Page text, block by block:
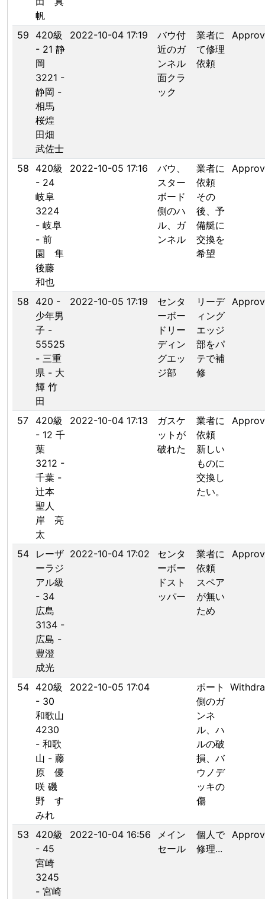
帆
59
420級
- 21 静
岡
3221 -
静岡 -
相馬
桜煌
田畑
武佐士
2022-10-04 17:19
バウ付
近のガ
ンネル
面クラ
ック
業者に
て修理
依頼
58
420級
- 24
岐阜
3224
- 岐阜
- 前
園 隼
後藤
和也
2022-10-05 17:16
バウ、
スター
ボード
側のハ
ル、ガ
ンネル
業者に
依頼
その
後、予
備艇に
交換を
希望
58
420 -
少年男
子 -
55525
- 三重
県 - 大
輝 竹
田
2022-10-05 17:19
センタ
ーボー
ドリー
ディン
グエッ
ジ部
リーデ
ィング
エッジ
部をパ
テで補
修
57
420級
- 12 千
葉
3212 -
千葉 -
辻本
聖人
岸 亮
太
2022-10-04 17:13
ガスケ
ットが
破れた
業者に
依頼
新しい
ものに
交換し
たい。
54
レーザ
ーラジ
アル級
- 34
広島
3134 -
広島 -
豊澄
成光
2022-10-04 17:02
センタ
ーボー
ドスト
ッパー
業者に
依頼
スペア
が無い
ため
54
420級
- 30
和歌山
4230
- 和歌
山 - 藤
原 優
咲 磯
野 す
みれ
2022-10-05 17:04
ポート
側のガ
ンネ
ル、ハ
ルの破
損、バ
ウノデ
ッキの
傷
53
420級
- 45
宮崎
3245
- 宮崎
2022-10-04 16:56
メイン
セール
個人で
修理...